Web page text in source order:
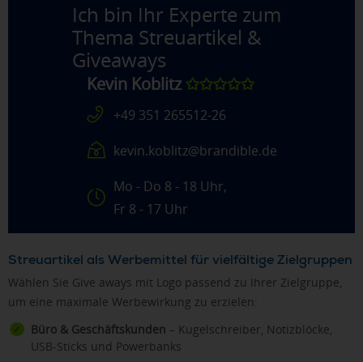
Ich bin Ihr Experte zum
Thema Streuartikel &
Giveaways
Kevin Koblitz ✩✩✩✩✩
+49 351 265512-26
kevin.koblitz@brandible.de
Mo - Do 8 - 18 Uhr,
Fr 8 - 17 Uhr
Streuartikel als Werbemittel für vielfältige Zielgruppen
Wählen Sie Give aways mit Logo passend zu Ihrer Zielgruppe,
um eine maximale Werbewirkung zu erzielen:
Büro & Geschäftskunden – Kugelschreiber, Notizblöcke,
USB-Sticks und Powerbanks